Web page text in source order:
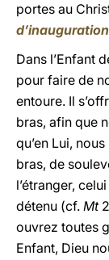
portes au
Dans l’Enfant
pour faire de
entoure. Il
bras, afin que
qu’en Lui,
bras, de
l’étranger,
détenu (cf. Mt
ouvrez toutes
Enfant, Dieu